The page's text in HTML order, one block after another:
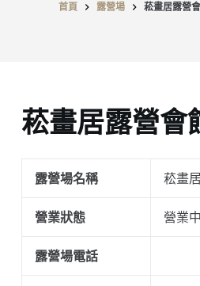
首頁 露營場 菘畫居露營
菘畫居露營會
露營場名稱 菘畫
營業狀態 營業中
露營場電話